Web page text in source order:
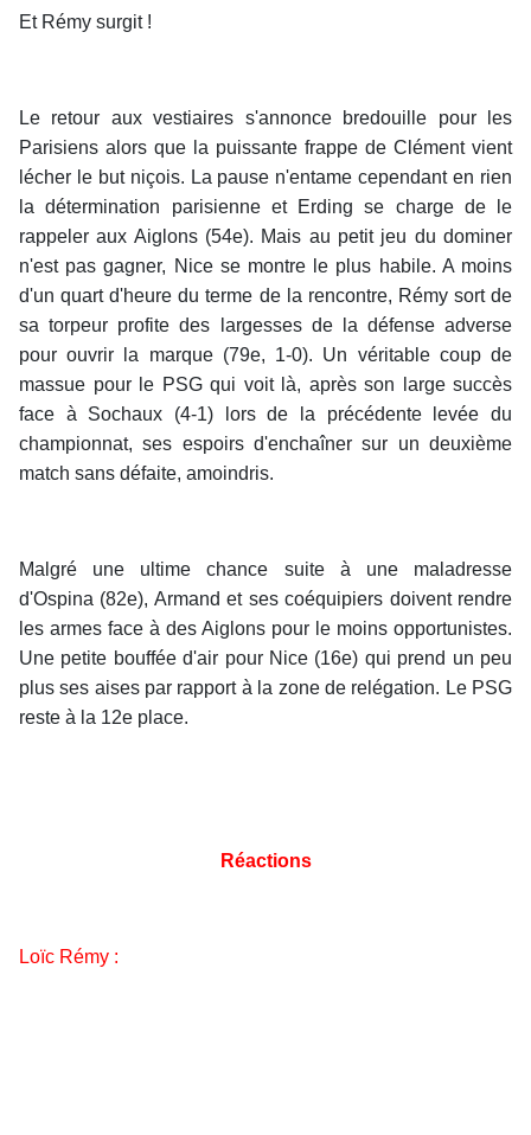
Et Rémy surgit !
Le retour aux vestiaires s'annonce bredouille pour les
Parisiens alors que la puissante frappe de Clément vient
lécher le but niçois. La pause n'entame cependant en rien
la détermination parisienne et Erding se charge de le
rappeler aux Aiglons (54e). Mais au petit jeu du dominer
n'est pas gagner, Nice se montre le plus habile. A moins
d'un quart d'heure du terme de la rencontre, Rémy sort de
sa torpeur profite des largesses de la défense adverse
pour ouvrir la marque (79e, 1-0). Un véritable coup de
massue pour le PSG qui voit là, après son large succès
face à Sochaux (4-1) lors de la précédente levée du
championnat, ses espoirs d'enchaîner sur un deuxième
match sans défaite, amoindris.
Malgré une ultime chance suite à une maladresse
d'Ospina (82e), Armand et ses coéquipiers doivent rendre
les armes face à des Aiglons pour le moins opportunistes.
Une petite bouffée d'air pour Nice (16e) qui prend un peu
plus ses aises par rapport à la zone de relégation. Le PSG
reste à la 12e place.
Réactions
Loïc Rémy :